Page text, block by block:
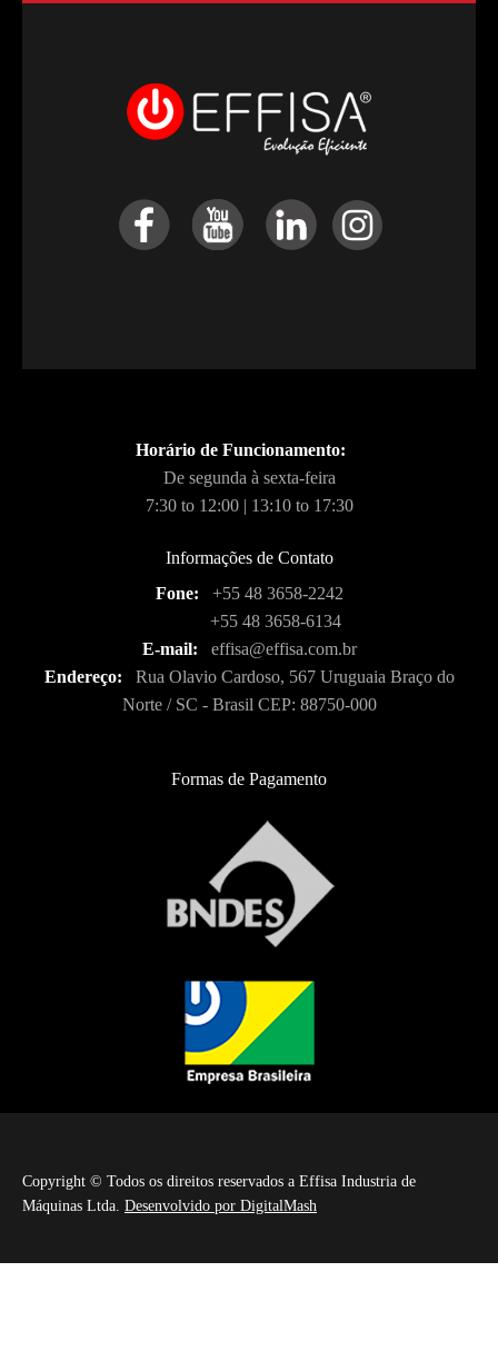
Horário de Funcionamento:
De segunda à sexta-feira
7:30 to 12:00 | 13:10 to 17:30
Informações de Contato
Fone:
+55 48 3658-2242
+55 48 3658-6134
E-mail:
effisa@effisa.com.br
Endereço:
Rua Olavio Cardoso, 567 Uruguaia Braço do
Norte / SC - Brasil CEP: 88750-000
Formas de Pagamento
Copyright © Todos os direitos reservados a Effisa Industria de
Máquinas Ltda. Desenvolvido por DigitalMash